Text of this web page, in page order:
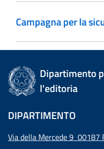
Campagna per la
Dipartimento
l'editoria
DIPARTIMENTO
Via della Mercede 9 00187